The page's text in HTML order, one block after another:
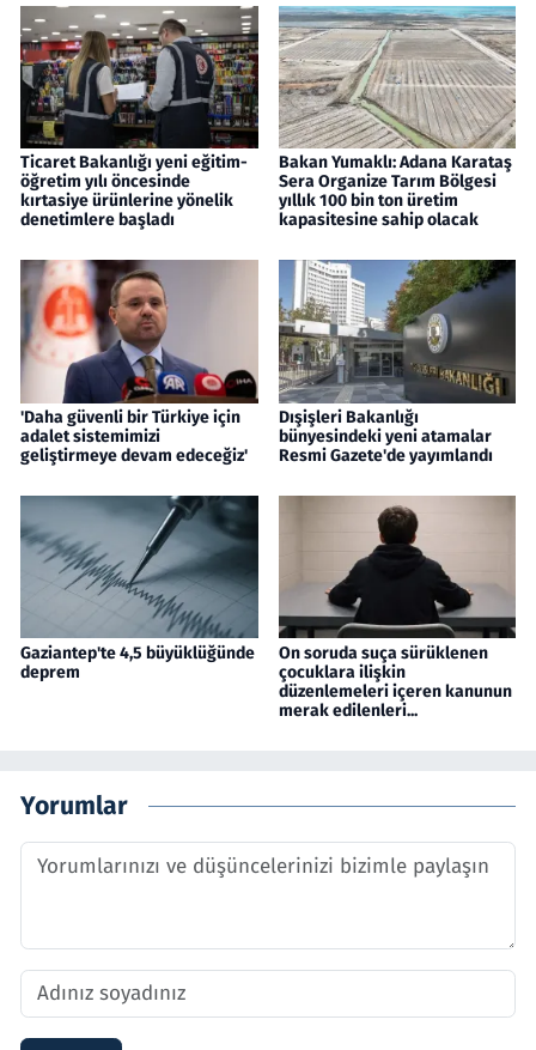
Ticaret Bakanlığı yeni eğitim-
öğretim yılı öncesinde
kırtasiye ürünlerine yönelik
denetimlere başladı
Bakan Yumaklı: Adana Karataş
Sera Organize Tarım Bölgesi
yıllık 100 bin ton üretim
kapasitesine sahip olacak
'Daha güvenli bir Türkiye için
adalet sistemimizi
geliştirmeye devam edeceğiz'
Dışişleri Bakanlığı
bünyesindeki yeni atamalar
Resmi Gazete'de yayımlandı
Gaziantep'te 4,5 büyüklüğünde
deprem
On soruda suça sürüklenen
çocuklara ilişkin
düzenlemeleri içeren kanunun
merak edilenleri...
Yorumlar